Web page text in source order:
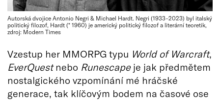
Autorská dvojice Antonio Negri & Michael Hardt. Negri (1933–2023) byl italský
politický filozof, Hardt (* 1960) je americký politický filozof a literární teoretik,
zdroj: Modern Times
Vzestup her MMORPG typu World of Warcraft,
EverQuestnebo Runescapeje jak předmětem
nostalgického vzpomínání mé hráčské
generace, tak klíčovým bodem na časové ose